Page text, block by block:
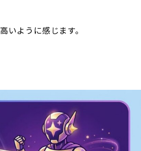
ように感じます。